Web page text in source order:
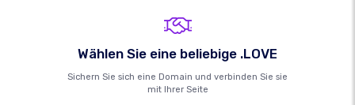
Wählen Sie eine beliebige .LOVE
Sichern Sie sich eine Domain und verbinden Sie sie
mit Ihrer Seite